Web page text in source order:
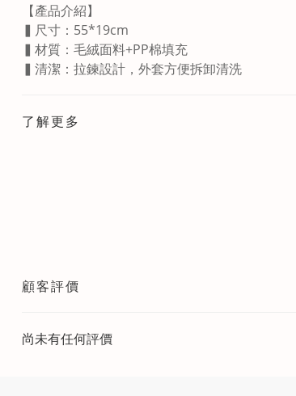
【產品介紹】
▍尺寸：55*19cm
▍材質：毛絨面料+PP棉填充
▍清潔：拉鍊設計，外套方便拆卸清洗
了解更多
顧客評價
尚未有任何評價